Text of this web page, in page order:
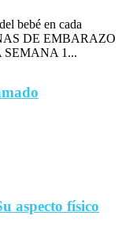
bebé en cada
DE EMBARAZO
1...
aspecto físico